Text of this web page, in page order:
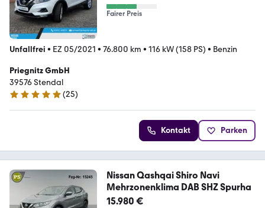
Fairer Preis
Unfallfrei • EZ 05/2021 • 76.800 km • 116 kW (158 PS) • Benzin
Priegnitz GmbH
39576 Stendal
5 Sterne
(25)
Kontakt Parken
Nissan Qashqai Shiro Navi
Mehrzonenklima DAB SHZ Spurha
15.980 €